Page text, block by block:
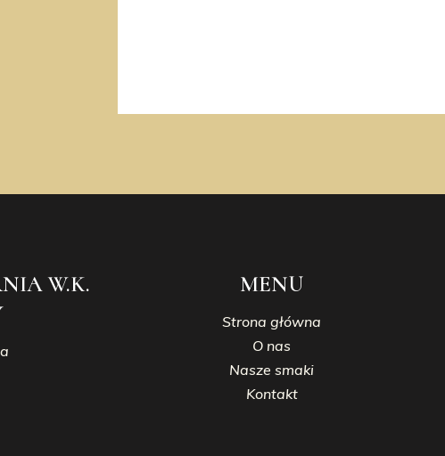
W.K.
MENU
Strona główna
O nas
Nasze smaki
Kontakt